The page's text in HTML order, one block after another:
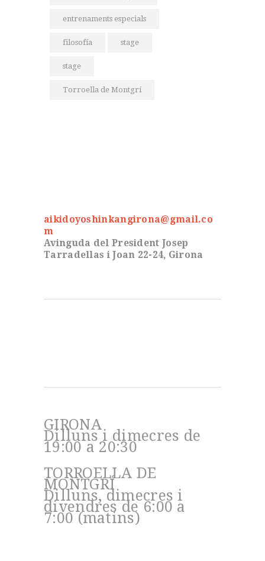
entrenaments especials
filosofía stage
stage
Torroella de Montgrí
aikidoyoshinkangirona@gmail.co
m
Avinguda del President Josep
Tarradellas i Joan 22-24, Girona
GIRONA
Dilluns i dimecres de
19:00 a 20:30
TORROELLA DE
MONTGRÍ
Dilluns, dimecres i
divendres de 6:00 a
7:00 (matins)